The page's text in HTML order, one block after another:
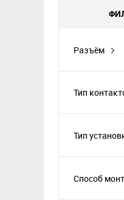
Разъём
Тип
Тип
Способ